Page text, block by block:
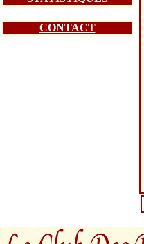
CONTACT